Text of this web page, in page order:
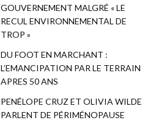
GOUVERNEMENT MALGRÉ « LE
RECUL ENVIRONNEMENTAL DE
TROP »
DU FOOT EN MARCHANT :
L’EMANCIPATION PAR LE TERRAIN
APRES 50 ANS
PENÉLOPE CRUZ ET OLIVIA WILDE
PARLENT DE PÉRIMÉNOPAUSE